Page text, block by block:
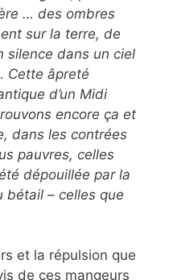
… des ombres
sur la terre, de
silence dans un ciel
Cette âpreté
d’un Midi
encore ça et
dans les contrées
pauvres, celles
dépouillée par la
bétail – celles que
et la répulsion que
de ces mangeurs